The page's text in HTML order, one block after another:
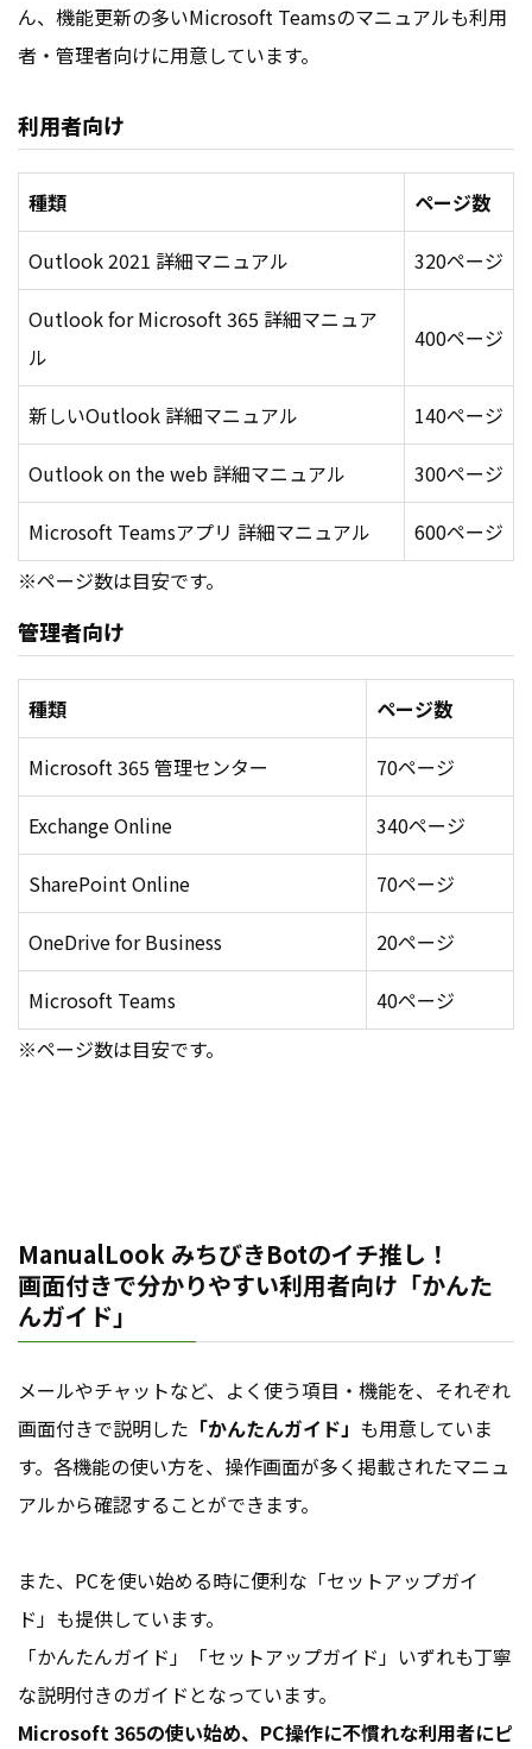
ん、機能更新の多いMicrosoft Teamsのマニュアルも利用
者・管理者向けに用意しています。
利用者向け
種類 ページ数
Outlook 2021 詳細マニュアル 320ページ
Outlook for Microsoft 365 詳細マニュア
ル
400ページ
新しいOutlook 詳細マニュアル 140ページ
Outlook on the web 詳細マニュアル 300ページ
Microsoft Teamsアプリ 詳細マニュアル
600ページ
※ページ数は目安です。
管理者向け
種類 ページ数
Microsoft 365 管理センター 70ページ
Exchange Online 340ページ
SharePoint Online 70ページ
OneDrive for Business 20ページ
Microsoft Teams
40ページ
※ページ数は目安です。
ManualLook みちびきBotのイチ推し！
画面付きで分かりやすい利用者向け「かんた
んガイド」
メールやチャットなど、よく使う項目・機能を、それぞれ
画面付きで説明した 「かんたんガイド」 も用意していま
す。各機能の使い方を、操作画面が多く掲載されたマニュ
アルから確認することができます。
また、PCを使い始める時に便利な「セットアップガイ
ド」も提供しています。
「かんたんガイド」「セットアップガイド」いずれも丁寧
な説明付きのガイドとなっています。
Microsoft 365の使い始め、PC操作に不慣れな利用者にピ